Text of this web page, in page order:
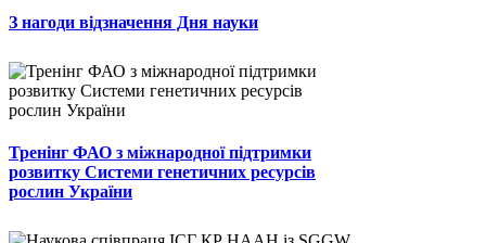
З нагоди відзначення Дня науки
Тренінг ФАО з міжнародної підтримки
розвитку Системи генетичних ресурсів
рослин України